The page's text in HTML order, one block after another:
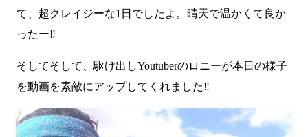
て、超クレイジーな1日でしたよ。晴天で温かくて良か
ったー‼
そしてそして、駆け出しYoutuberのロニーが本日の様子
を動画を素敵にアップしてくれました‼